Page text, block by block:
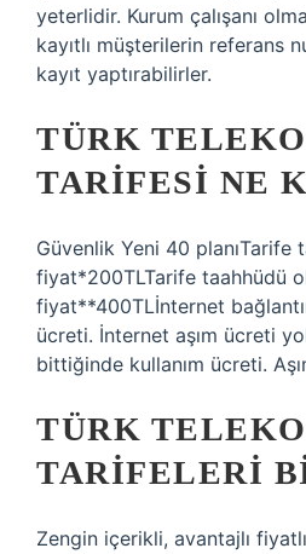
yeterlidir. Kurum çalışanı
kayıtlı müşterilerin referans
kayıt yaptırabilirler.
TÜRK
TARIFESI NE
Güvenlik Yeni 40 planıTarife
fiyat*200TLTarife taahhüdü
fiyat**400TLİnternet
ücreti. İnternet aşım ücreti
bittiğinde kullanım ücreti.
TÜRK
TARIFELERI
Zengin içerikli, avantajlı